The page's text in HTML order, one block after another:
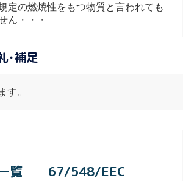
定の燃焼性をもつ物質と言われても
ん・・・
･補足
す。
一覧 67/548/EEC